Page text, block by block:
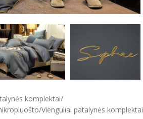
komplektai/
/Vienguliai patalynės komplektai